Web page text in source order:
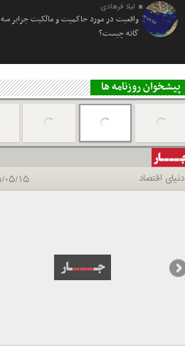
لیلا فرهادی
واقعیت در مورد حاکمیت و مالکیت جزایر سه
گانه چیست؟
پیشخوان روزنامه ها